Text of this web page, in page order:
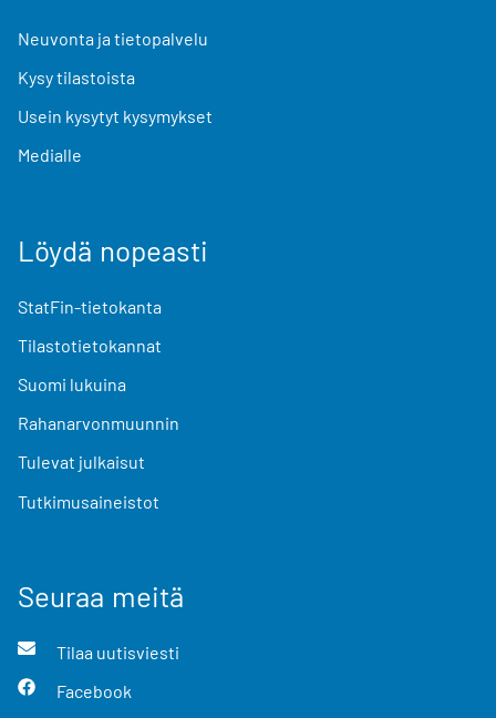
Neuvonta ja tietopalvelu
Kysy tilastoista
Usein kysytyt kysymykset
Medialle
Löydä nopeasti
StatFin-tietokanta
Tilastotietokannat
Suomi lukuina
Rahanarvonmuunnin
Tulevat julkaisut
Tutkimusaineistot
Seuraa meitä
Tilaa uutisviesti
Facebook